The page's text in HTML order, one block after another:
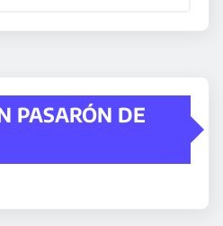
PASARÓN DE